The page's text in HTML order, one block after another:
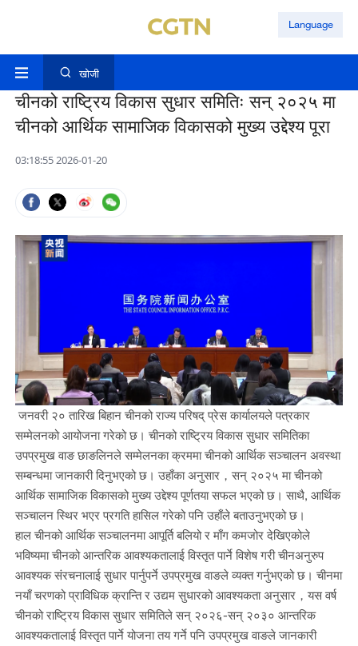
Language
खोजी
चीनको राष्ट्रिय विकास सुधार समितिः सन् २०२५ मा
चीनको आर्थिक सामाजिक विकासको मुख्य उद्देश्य पूरा
03:18:55 2026-01-20
जनवरी २० तारिख बिहान चीनको राज्य परिषद् प्रेस कार्यालयले पत्रकार
सम्मेलनको आयोजना गरेको छ। चीनको राष्ट्रिय विकास सुधार समितिका
उपप्रमुख वाङ छाङलिनले सम्मेलनका क्रममा चीनको आर्थिक सञ्चालन अवस्था
सम्बन्धमा जानकारी दिनुभएको छ। उहाँका अनुसार，सन् २०२५ मा चीनको
आर्थिक सामाजिक विकासको मुख्य उद्देश्य पूर्णतया सफल भएको छ। साथै, आर्थिक
सञ्चालन स्थिर भएर प्रगति हासिल गरेको पनि उहाँले बताउनुभएको छ।
हाल चीनको आर्थिक सञ्चालनमा आपूर्ति बलियो र माँग कमजोर देखिएकोले
भविष्यमा चीनको आन्तरिक आवश्यकतालाई विस्तृत पार्ने विशेष गरी चीनअनुरुप
आवश्यक संरचनालाई सुधार पार्नुपर्ने उपप्रमुख वाङले व्यक्त गर्नुभएको छ। चीनमा
नयाँ चरणको प्राविधिक क्रान्ति र उद्यम सुधारको आवश्यकता अनुसार，यस वर्ष
चीनको राष्ट्रिय विकास सुधार समितिले सन् २०२६-सन् २०३० आन्तरिक
आवश्यकतालाई विस्तृत पार्ने योजना तय गर्ने पनि उपप्रमुख वाङले जानकारी